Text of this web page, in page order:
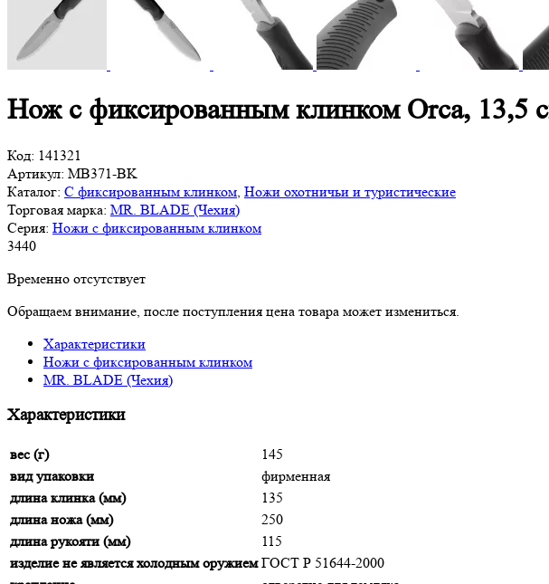
Нож с фиксированным клинком Orca,
Код: 141321
Артикул: MB371-BK
Каталог: С фиксированным клинком Ножи охотничьи и туристические
Торговая марка: MR. BLADE (Чехия)
Серия: Ножи с фиксированным клинком
3440
Временно отсутствует
Обращаем внимание, после поступления цена товара может измениться.
Характеристики
Ножи с фиксированным клинком
MR. BLADE (Чехия)
Характеристики
вес (г)
145
вид упаковки
фирменная
длина клинка (мм)
135
длина ножа (мм)
250
длина рукояти (мм)
115
изделие не является холодным оружием ГОСТ Р 51644-2000